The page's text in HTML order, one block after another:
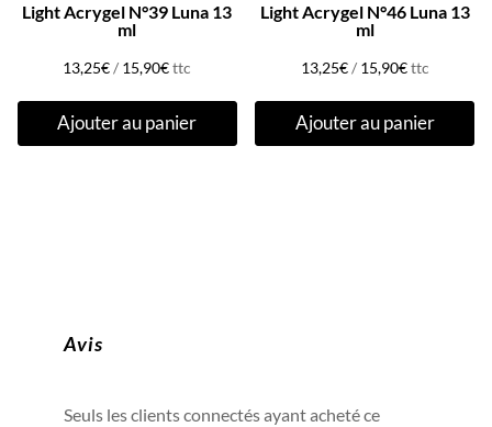
Light Acrygel N°39 Luna 13
ml
13,25€/ 15,90€ttc
Ajouter au panier
Light Acrygel N°46 Luna 13
ml
13,25€/ 15,90€ttc
Ajouter au panier
Avis
Seuls les clients connectés ayant acheté ce